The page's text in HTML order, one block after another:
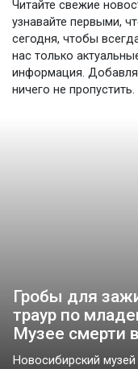
Читайте свежие
узнавайте первыми,
сегодня, чтобы
нас только
информация.
ничего не пропустить.
Гробы для
траур по
Музее смерти
Новосибирский